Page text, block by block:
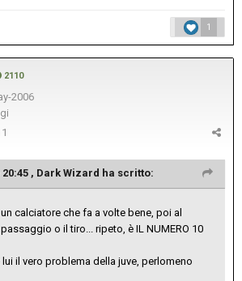
1
2110
2006
, Dark Wizard ha scritto:
calciatore che fa a volte bene, poi al
o il tiro... ripeto, è IL NUMERO 10
il vero problema della juve, perlomeno